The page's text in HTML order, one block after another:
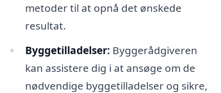
metoder til at opnå det ønskede
resultat.
Byggetilladelser: Byggerådgiveren
kan assistere dig i at ansøge om de
nødvendige byggetilladelser og sikre,